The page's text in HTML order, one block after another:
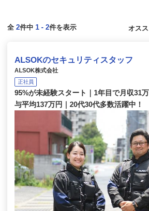
全 2件中 1 - 2件を表示
ALSOKのセキュリティスタッフ
ALSOK株式会社
正社員
95%が未経験スタート｜1年目で月収31
与平均137万円｜20代30代多数活躍中！